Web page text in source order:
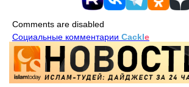
Comments are disabled
Социальные комментарии Cackle